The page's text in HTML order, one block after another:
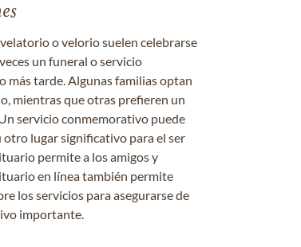
o velorio suelen celebrarse
un funeral o servicio
más tarde. Algunas familias optan
mientras que otras prefieren un
servicio conmemorativo puede
otro lugar significativo para el ser
permite a los amigos y
en línea también permite
los servicios para asegurarse de
importante.